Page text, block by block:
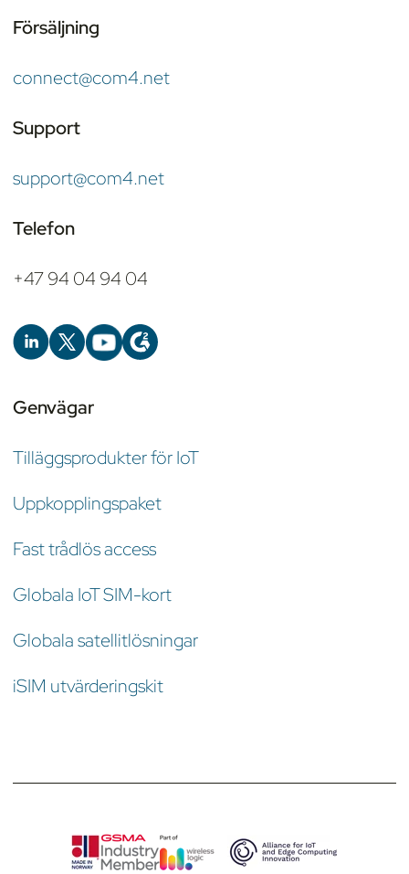
Försäljning
connect@com4.net
Support
support@com4.net
Telefon
+47 94 04 94 04
Genvägar
Tilläggsprodukter för IoT
Uppkopplingspaket
Fast trådlös access
Globala IoT SIM-kort
Globala satellitlösningar
iSIM utvärderingskit